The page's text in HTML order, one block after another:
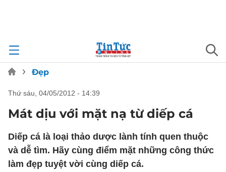
Đẹp
thứ sáu, 04/05/2012 - 14:39
Mát dịu với mặt nạ từ diếp cá
Diếp cá là loại thảo dược lành tính quen thuộc
và dễ tìm. Hãy cùng điểm mặt những công thức
làm đẹp tuyệt vời cùng diếp cá.